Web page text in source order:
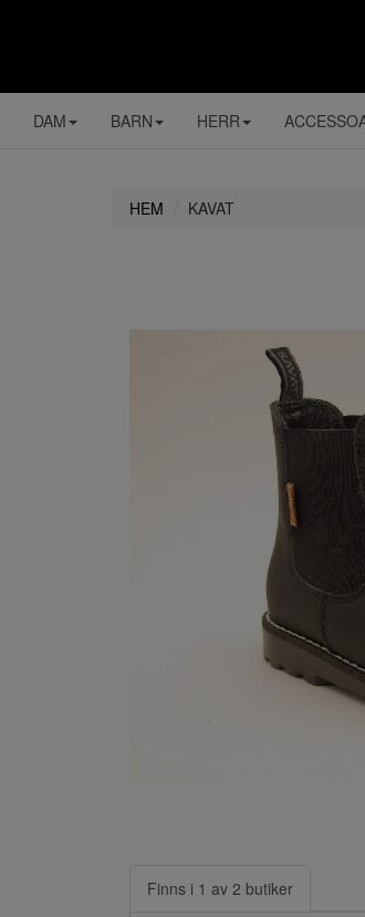
DAM BARN HERR
HEM KAVAT
Finns i 1 av 2 butiker